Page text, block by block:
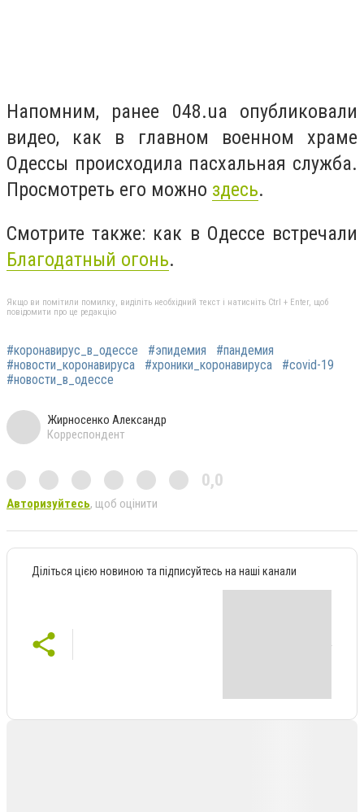
Напомним, ранее 048.ua опубликовали
видео, как в главном военном храме
Одессы происходила пасхальная служба.
Просмотреть его можно здесь.
Смотрите также: как в Одессе встречали
Благодатный огонь.
Якщо ви помітили помилку, виділіть необхідний текст і натисніть Ctrl + Enter, щоб
повідомити про це редакцію
#коронавирус_в_одессе #эпидемия
#пандемия
#новости_коронавируса
#хроники_коронавируса
#covid-19
#новости_в_одессе
Жирносенко Александр
Корреспондент
0,0
Авторизуйтесь, щоб оцінити
Діліться цією новиною та підписуйтесь на наші канали